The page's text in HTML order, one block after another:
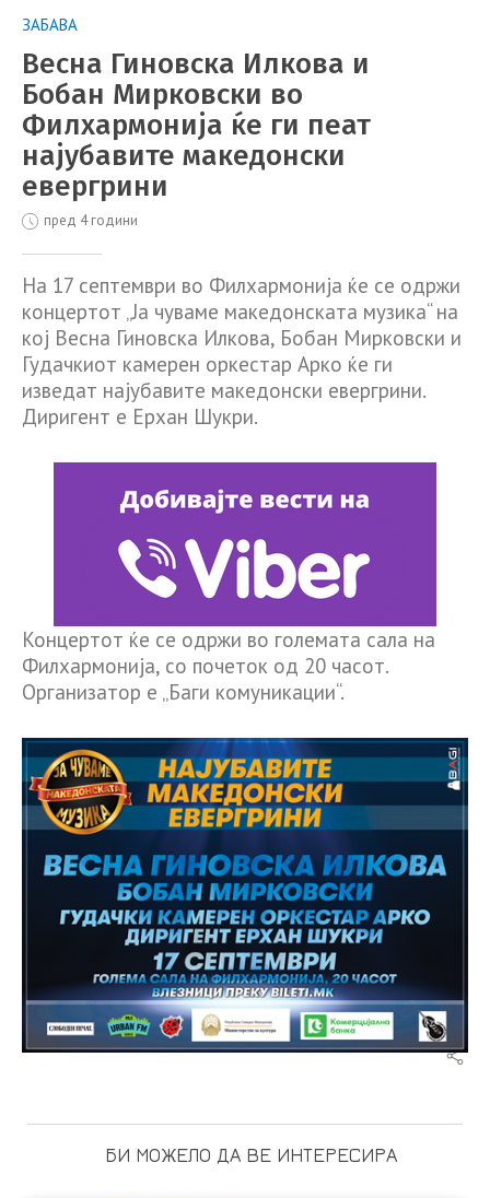
ЗАБАВА
Весна Гиновска Илкова и
Бобан Мирковски во
Филхармонија ќе ги пеат
најубавите македонски
евергрини
пред 4 години
На 17 септември во Филхармонија ќе се одржи
концертот „Ја чуваме македонската музика“ на
кој Весна Гиновска Илкова, Бобан Мирковски и
Гудачкиот камерен оркестар Арко ќе ги
изведат најубавите македонски евергрини.
Диригент е Ерхан Шукри.
Концертот ќе се одржи во големата сала на
Филхармонија, со почеток од 20 часот.
Организатор е „Баги комуникации“.
БИ МОЖЕЛО ДА ВЕ ИНТЕРЕСИРА